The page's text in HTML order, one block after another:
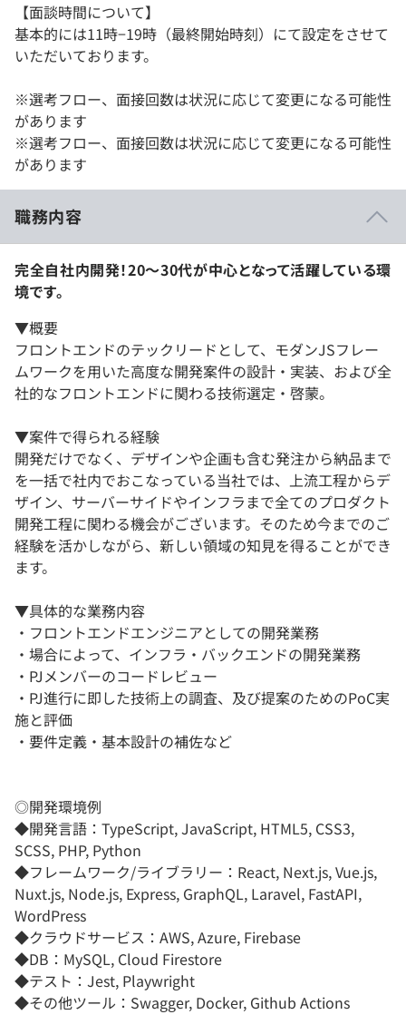
【面談時間について】
基本的には11時−19時（最終開始時刻）にて設定をさせて
いただいております。
※選考フロー、面接回数は状況に応じて変更になる可能性
があります
※選考フロー、面接回数は状況に応じて変更になる可能性
があります
職務内容
完全自社内開発！20～30代が中心となって活躍している環
境です。
▼概要
フロントエンドのテックリードとして、モダンJSフレー
ムワークを用いた高度な開発案件の設計・実装、および全
社的なフロントエンドに関わる技術選定・啓蒙。
▼案件で得られる経験
開発だけでなく、デザインや企画も含む発注から納品まで
を一括で社内でおこなっている当社では、上流工程からデ
ザイン、サーバーサイドやインフラまで全てのプロダクト
開発工程に関わる機会がございます。そのため今までのご
経験を活かしながら、新しい領域の知見を得ることができ
ます。
▼具体的な業務内容
・フロントエンドエンジニアとしての開発業務
・場合によって、インフラ・バックエンドの開発業務
・PJメンバーのコードレビュー
・PJ進行に即した技術上の調査、及び提案のためのPoC実
施と評価
・要件定義・基本設計の補佐など
◎開発環境例
◆開発言語：TypeScript, JavaScript, HTML5, CSS3,
SCSS, PHP, Python
◆フレームワーク/ライブラリー：React, Next.js, Vue.js,
Nuxt.js, Node.js, Express, GraphQL, Laravel, FastAPI,
WordPress
◆クラウドサービス：AWS, Azure, Firebase
◆DB：MySQL, Cloud Firestore
◆テスト：Jest, Playwright
◆その他ツール：Swagger, Docker, Github Actions